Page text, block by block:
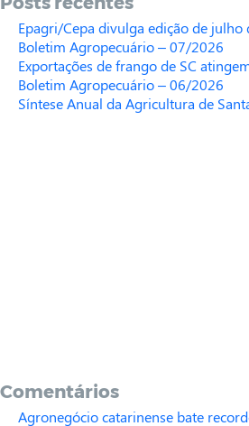
Epagri/Cepa divulga edição de
Boletim Agropecuário – 07/2026
Exportações de frango de SC
Boletim Agropecuário – 06/2026
Síntese Anual da Agricultura de
Comentários
Agronegócio catarinense bate